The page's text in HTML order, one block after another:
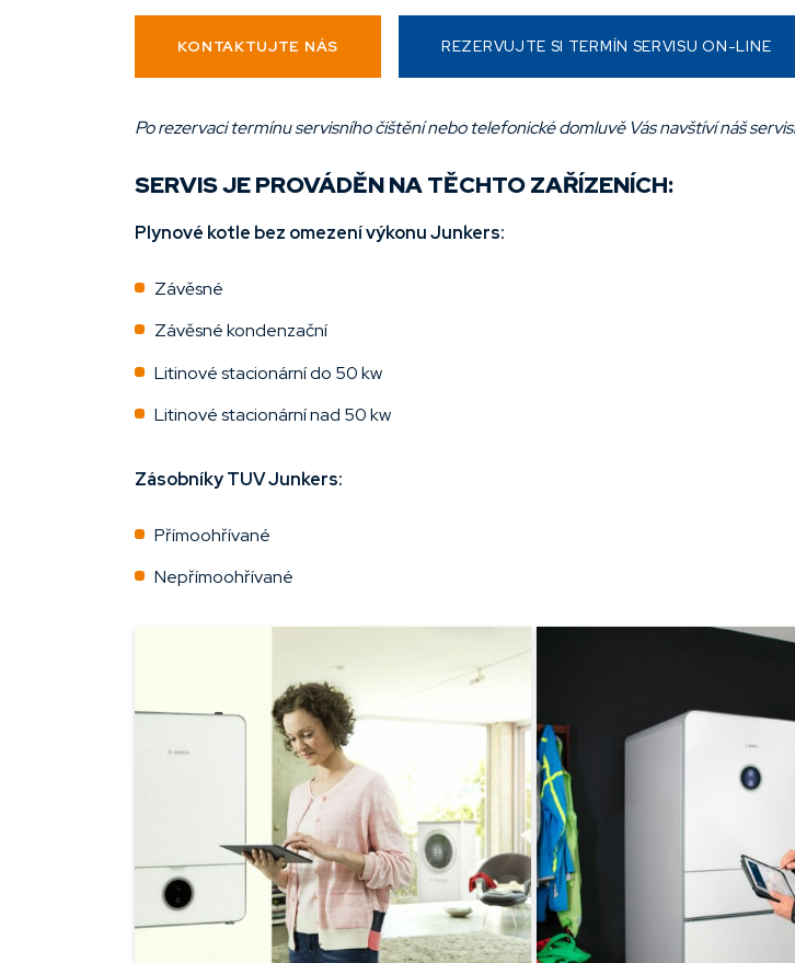
KONTAKTUJTE NÁS REZERVUJTE SI TERMÍN SERVISU ON-LINE
Po rezervaci termínu servisního čištění nebo telefonické domluvě Vás navštíví náš
SERVIS JE PROVÁDĚN NA TĚCHTO ZAŘÍZENÍCH:
Plynové kotle bez omezení výkonu Junkers:
Závěsné
Závěsné kondenzační
Litinové stacionární do 50 kw
Litinové stacionární nad 50 kw
Zásobníky TUV Junkers:
Přímoohřívané
Nepřímoohřívané